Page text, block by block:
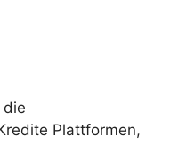
die
Plattformen,